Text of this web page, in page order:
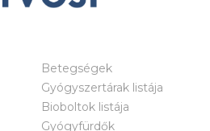
Betegségek
Gyógyszertárak listája
Bioboltok listája
Gyógyfürdők